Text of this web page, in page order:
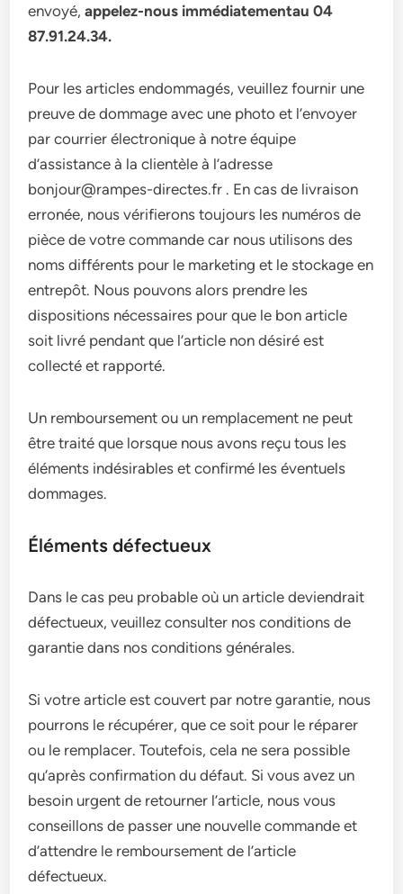
envoyé,appelez-nous immédiatementau 04
87.91.24.34.
Pour les articles endommagés, veuillez fournir une
preuve de dommage avec une photo et l’envoyer
par courrier électronique à notre équipe
d’assistance à la clientèle à l’adresse
bonjour@rampes-directes.fr . En cas de livraison
erronée, nous vérifierons toujours les numéros de
pièce de votre commande car nous utilisons des
noms différents pour le marketing et le stockage en
entrepôt. Nous pouvons alors prendre les
dispositions nécessaires pour que le bon article
soit livré pendant que l’article non désiré est
collecté et rapporté.
Un remboursement ou un remplacement ne peut
être traité que lorsque nous avons reçu tous les
éléments indésirables et confirmé les éventuels
dommages.
Éléments défectueux
Dans le cas peu probable où un article deviendrait
défectueux, veuillez consulter nos conditions de
garantie dans nos conditions générales.
Si votre article est couvert par notre garantie, nous
pourrons le récupérer, que ce soit pour le réparer
ou le remplacer. Toutefois, cela ne sera possible
qu’après confirmation du défaut. Si vous avez un
besoin urgent de retourner l’article, nous vous
conseillons de passer une nouvelle commande et
d’attendre le remboursement de l’article
défectueux.